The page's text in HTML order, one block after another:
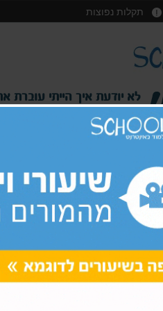
תקלות נפוצות
לא יודעת איך הייתי
השיעורים מומחשים בצורה
שיר, תלמידה בכיתה יא'
כיתות י'-י"ב